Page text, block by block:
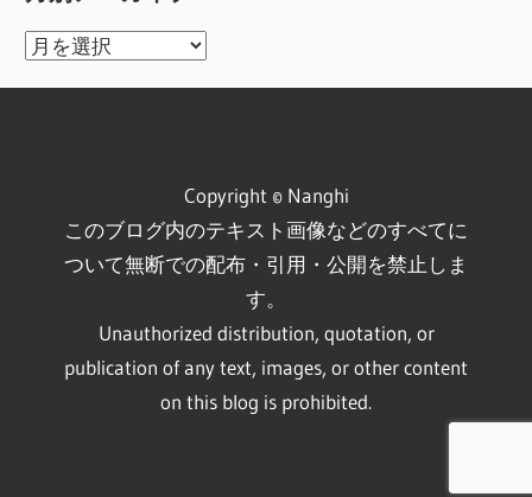
月
Copyright © Nanghi
このブログ内のテキスト画像などのすべてに
ついて無断での配布・引用・公開を禁止しま
す。
Unauthorized distribution, quotation, or
publication of any text, images, or other content
on this blog is prohibited.